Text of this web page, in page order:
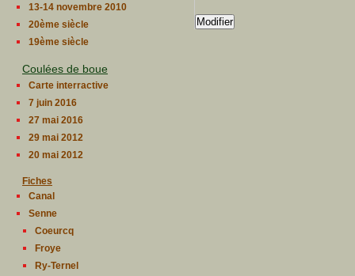
13-14 novembre 2010
20ème siècle
19ème siècle
Coulées de boue
Carte interractive
7 juin 2016
27 mai 2016
29 mai 2012
20 mai 2012
Fiches
Canal
Senne
Coeurcq
Froye
Ry-Ternel
Modifier